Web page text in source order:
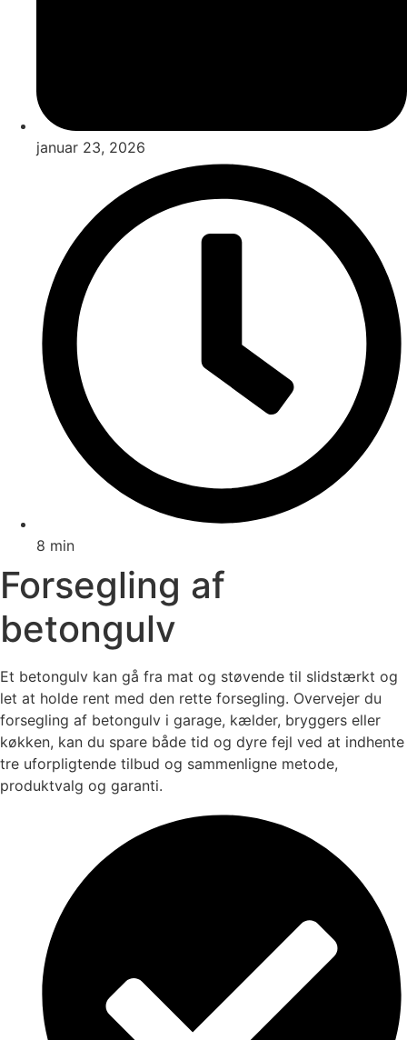
januar 23, 2026
8 min
Forsegling af
betongulv
Et betongulv kan gå fra mat og støvende til slidstærkt og
let at holde rent med den rette forsegling. Overvejer du
forsegling af betongulv i garage, kælder, bryggers eller
køkken, kan du spare både tid og dyre fejl ved at indhente
tre uforpligtende tilbud og sammenligne metode,
produktvalg og garanti.